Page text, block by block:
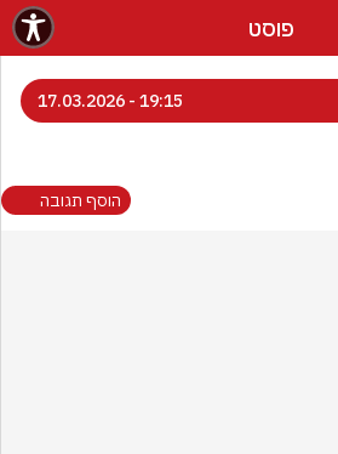
פוסט
19:15 - 17.03.2026
הוסף תגובה